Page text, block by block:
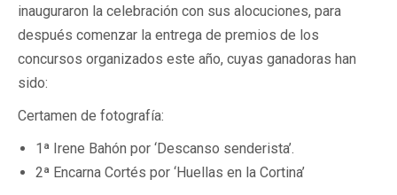
inauguraron la celebración con sus alocuciones, para
después comenzar la entrega de premios de los
concursos organizados este año, cuyas ganadoras han
sido:
Certamen de fotografía:
1ª Irene Bahón por ‘Descanso senderista’.
2ª Encarna Cortés por ‘Huellas en la Cortina’